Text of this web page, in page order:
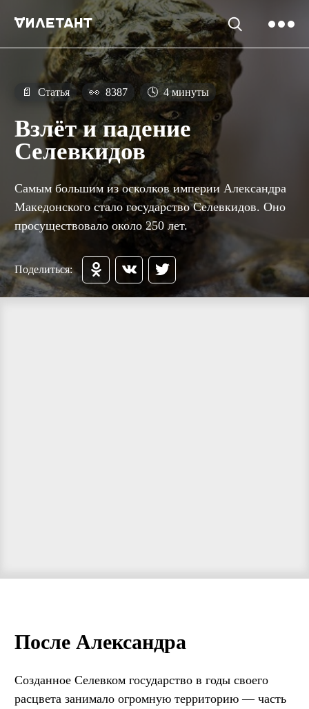
📄 Статья 👀 8387 🕓 4 минуты
Взлёт и падение
Селевкидов
Самым большим из осколков империи Александра
Македонского стало государство Селевкидов. Оно
просуществовало около 250 лет.
Поделиться:
После Александра
Созданное Селевком государство в годы своего
расцвета занимало огромную территорию — часть